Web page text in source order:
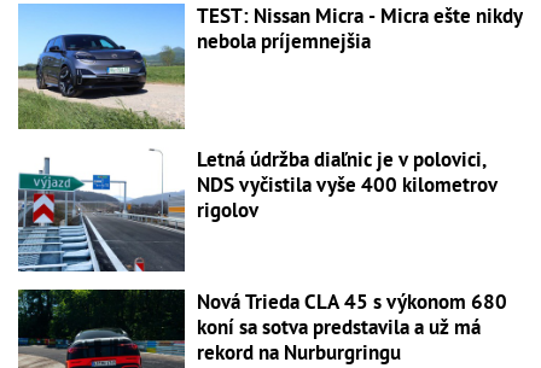
TEST: Nissan Micra - Micra ešte nikdy
nebola príjemnejšia
Letná údržba diaľnic je v polovici,
NDS vyčistila vyše 400 kilometrov
rigolov
Nová Trieda CLA 45 s výkonom 680
koní sa sotva predstavila a už má
rekord na Nurburgringu